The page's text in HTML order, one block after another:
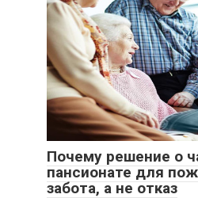
Почему решение о
пансионате для
забота, а не отказ